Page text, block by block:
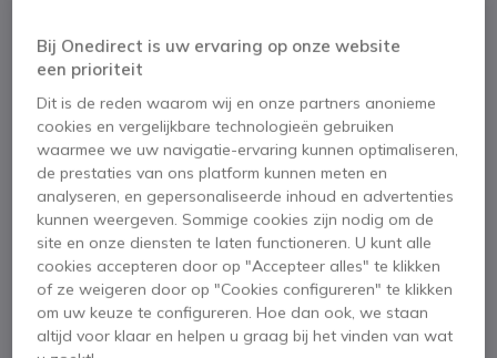
Logitech P710e
SKU LOP710E // Referentie fabrikant: 980-000742
Maak van elke ruimte een vergaderzaal
Ga naar het begin van de afbeeldingen-gallerij
Bij Onedirect is uw ervaring op onze website
een prioriteit
Dit is de reden waarom wij en onze partners anonieme
cookies en vergelijkbare technologieën gebruiken
waarmee we uw navigatie-ervaring kunnen optimaliseren,
de prestaties van ons platform kunnen meten en
analyseren, en gepersonaliseerde inhoud en advertenties
kunnen weergeven. Sommige cookies zijn nodig om de
site en onze diensten te laten functioneren. U kunt alle
cookies accepteren door op "Accepteer alles" te klikken
of ze weigeren door op "Cookies configureren" te klikken
om uw keuze te configureren. Hoe dan ook, we staan
altijd voor klaar en helpen u graag bij het vinden van wat